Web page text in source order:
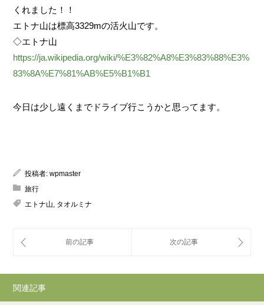
くれました！！
エトナ山は標高3329mの活火山です。
◇エトナ山
https://ja.wikipedia.org/wiki/%E3%82%A8%E3%83%88%E3%
83%8A%E7%81%AB%E5%B1%B1
今日は少し遠くまでドライブ行こうかと思ってます。
投稿者: wpmaster
旅行
エトナ山, タオルミナ
関連記事